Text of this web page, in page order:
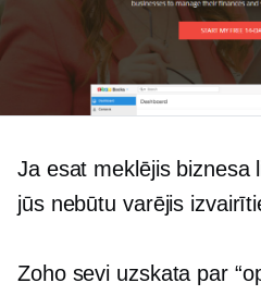
Ja esat meklējis biznesa
jūs nebūtu varējis
Zoho sevi uzskata par